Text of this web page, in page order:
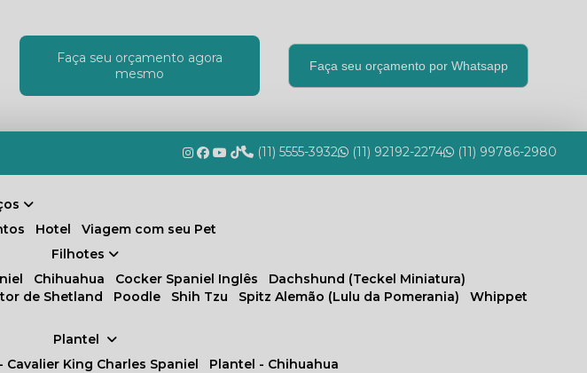
Faça seu orçamento agora
mesmo
Faça seu orçamento por Whatsapp
(11) 5555-3932 (11) 92192-2274 (11) 99786-2980
Plantel
- Cavalier King Charles Spaniel
Plantel - Chihuahua
Hotel
Viagem com seu Pet
Filhotes
Chihuahua Cocker Spaniel Inglês
Dachshund (Teckel Miniatura)
de Shetland Poodle Shih Tzu Spitz Alemão (Lulu da Pomerania)
Whippet